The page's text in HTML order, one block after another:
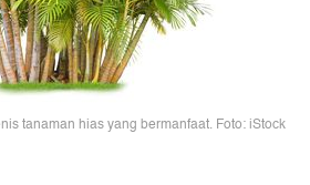
tanaman hias yang bermanfaat. Foto: iStock